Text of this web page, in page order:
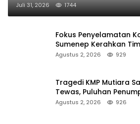
Juli 31, 2026 1744
Fokus Penyelamatan
Sumenep Kerahkan
Ambulans ke
Agustus 2, 2026 929
Tragedi KMP Mutiara
Tewas, Puluhan
Pencarian
Agustus 2, 2026 926